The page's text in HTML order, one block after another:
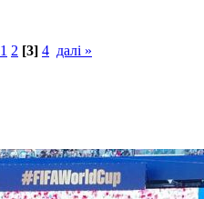
1 2 [3] 4 далі »